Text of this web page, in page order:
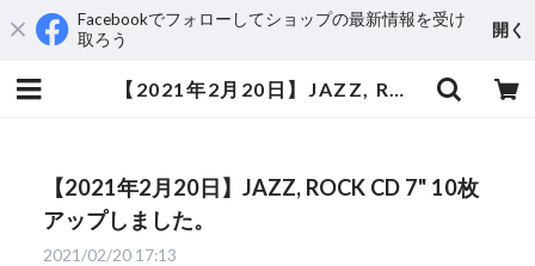
Facebookでフォローしてショップの最新情報を受け
取ろう
開く
【2021年2月20日】JAZZ, ROCK CD 7" 10枚アップしました。 | aeromamas2000
【2021年2月20日】JAZZ, ROCK CD 7" 10枚
アップしました。
2021/02/20 17:13